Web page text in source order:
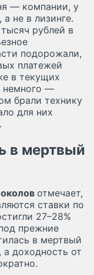
— компании, у
не в лизинге.
рублей в
подорожали,
платежей
в текущих
немного —
брали технику
для них
в мертвый
отмечает,
ставки по
27–28%
прежние
в мертвый
доходность от